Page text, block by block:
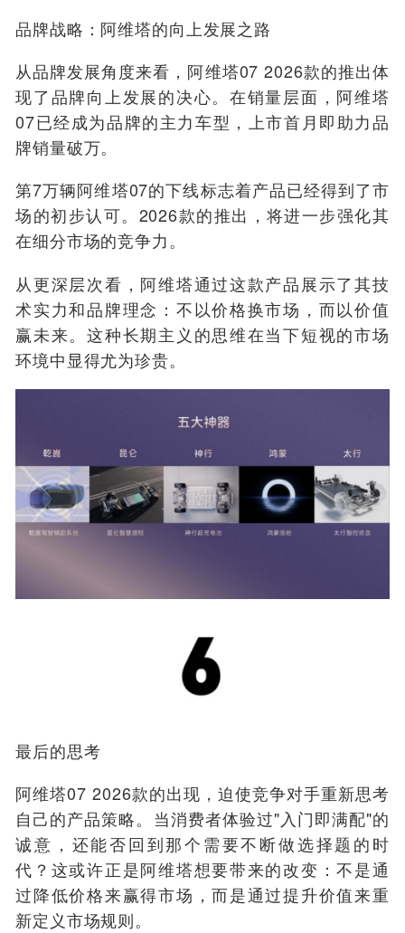
品牌战略：阿维塔的向上发展之路
从品牌发展角度来看，阿维塔07 2026款的推出体
现了品牌向上发展的决心。在销量层面，阿维塔
07已经成为品牌的主力车型，上市首月即助力品
牌销量破万。
第7万辆阿维塔07的下线标志着产品已经得到了市
场的初步认可。2026款的推出，将进一步强化其
在细分市场的竞争力。
从更深层次看，阿维塔通过这款产品展示了其技
术实力和品牌理念：不以价格换市场，而以价值
赢未来。这种长期主义的思维在当下短视的市场
环境中显得尤为珍贵。
最后的思考
阿维塔07 2026款的出现，迫使竞争对手重新思考
自己的产品策略。当消费者体验过"入门即满配"的
诚意，还能否回到那个需要不断做选择题的时
代？这或许正是阿维塔想要带来的改变：不是通
过降低价格来赢得市场，而是通过提升价值来重
新定义市场规则。